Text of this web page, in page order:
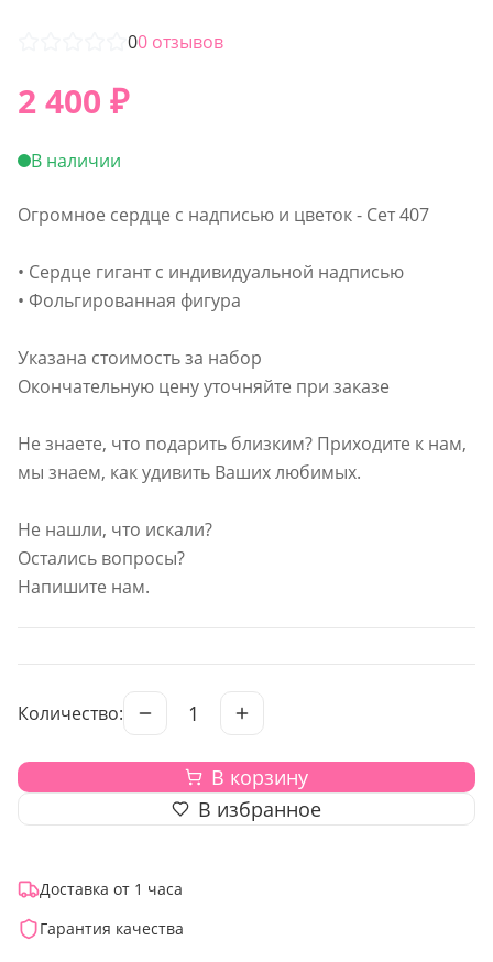
00 отзывов
2 400 ₽
В наличии
Огромное сердце с надписью и цветок - Сет 407
• Сердце гигант с индивидуальной надписью
• Фольгированная фигура
Указана стоимость за набор
Окончательную цену уточняйте при заказе
Не знаете, что подарить близким? Приходите к нам,
мы знаем, как удивить Ваших любимых.
Не нашли, что искали?
Остались вопросы?
Напишите нам.
Количество: 1
В корзину
В избранное
Доставка от 1 часа
Гарантия качества